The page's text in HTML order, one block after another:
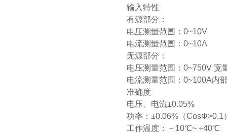
输入特性
有源部分：
电压测量范围：0~10V
电流测量范围：0~10A
无源部分：
电压测量范围：0~750V 宽
电流测量范围：0~100A内
准确度
电压、电流±0.05%
功率：±0.06%（CosΦ>0.1
工作温度：－10℃~ +40℃